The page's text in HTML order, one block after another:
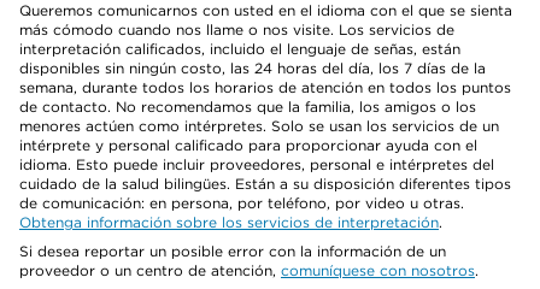
Queremos comunicarnos con usted en el idioma con el que se sienta
más cómodo cuando nos llame o nos visite. Los servicios de
interpretación calificados, incluido el lenguaje de señas, están
disponibles sin ningún costo, las 24 horas del día, los 7 días de la
semana, durante todos los horarios de atención en todos los puntos
de contacto. No recomendamos que la familia, los amigos o los
menores actúen como intérpretes. Solo se usan los servicios de un
intérprete y personal calificado para proporcionar ayuda con el
idioma. Esto puede incluir proveedores, personal e intérpretes del
cuidado de la salud bilingües. Están a su disposición diferentes tipos
de comunicación: en persona, por teléfono, por video u otras.
Obtenga información sobre los servicios de interpretación.
Si desea reportar un posible error con la información de un
proveedor o un centro de atención, comuníquese con nosotros.